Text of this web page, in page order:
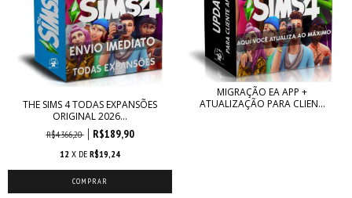
THE SIMS 4 TODAS EXPANSÕES
ORIGINAL 2026...
R$4.366,20 R$189,90
12 X DE R$19,24
MIGRAÇÃO EA APP +
ATUALIZAÇÃO PARA CLIEN...